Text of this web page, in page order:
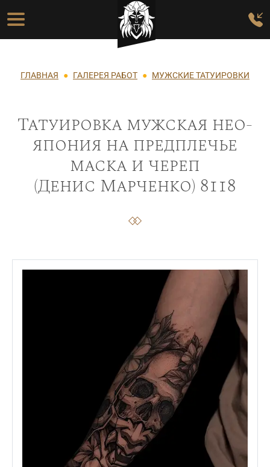
Перейти к основному содержанию
Основная навигация
Строка навигации
ГЛАВНАЯ ГАЛЕРЕЯ РАБОТ МУЖСКИЕ ТАТУИРОВКИ
Татуировка мужская нео-
япония на предплечье
маска и череп
(Денис Марченко) 8118